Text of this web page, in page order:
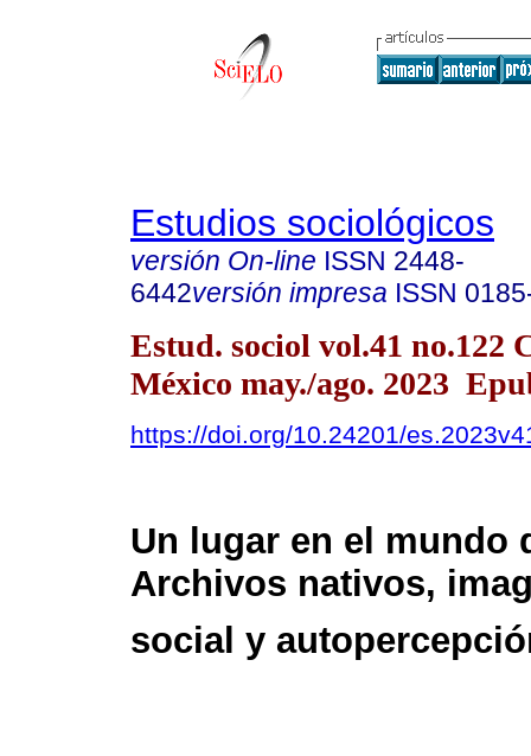
Estudios sociológicos
versión On-line ISSN 2448-
6442versión impresa ISSN
Estud. sociol vol.41 no.122
México may./ago. 2023
https://doi.org/10.24201/
Un lugar en el mundo
Archivos nativos,
social y